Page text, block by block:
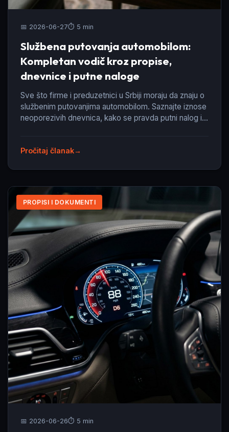
📅 2026-06-27⏱️ 5 min
Službena putovanja automobilom:
Kompletan vodič kroz propise,
dnevnice i putne naloge
Sve što firme i preduzetnici u Srbiji moraju da znaju o
službenim putovanjima automobilom. Saznajte iznose
neoporezivih dnevnica, kako se pravda putni nalog i
Pročitaj članak
PROPISI I DOKUMENTI
📅 2026-06-26⏱️ 5 min